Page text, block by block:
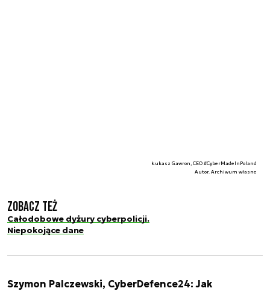
Łukasz Gawron, CEO #CyberMadeInPoland
Autor. Archiwum własne
Zobacz też
Całodobowe dyżury cyberpolicji.
Niepokojące dane
Szymon Palczewski, CyberDefence24: Jak